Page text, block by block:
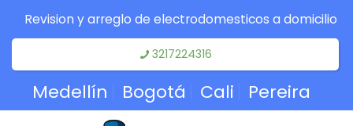
Revision y arreglo de electrodomesticos a domicilio
3217224316
Medellín Bogotá Cali Pereira